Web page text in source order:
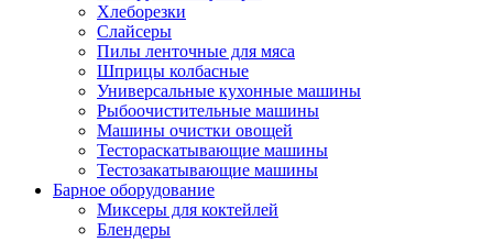
Хлеборезки
Слайсеры
Пилы ленточные для мяса
Шприцы колбасные
Универсальные кухонные машины
Рыбоочистительные машины
Машины очистки овощей
Тестораскатывающие машины
Тестозакатывающие машины
Барное оборудование
Миксеры для коктейлей
Блендеры